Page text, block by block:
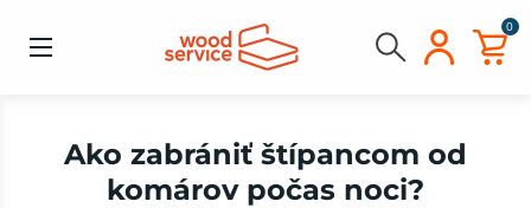
0
Ako zabrániť štípancom od
komárov počas noci?